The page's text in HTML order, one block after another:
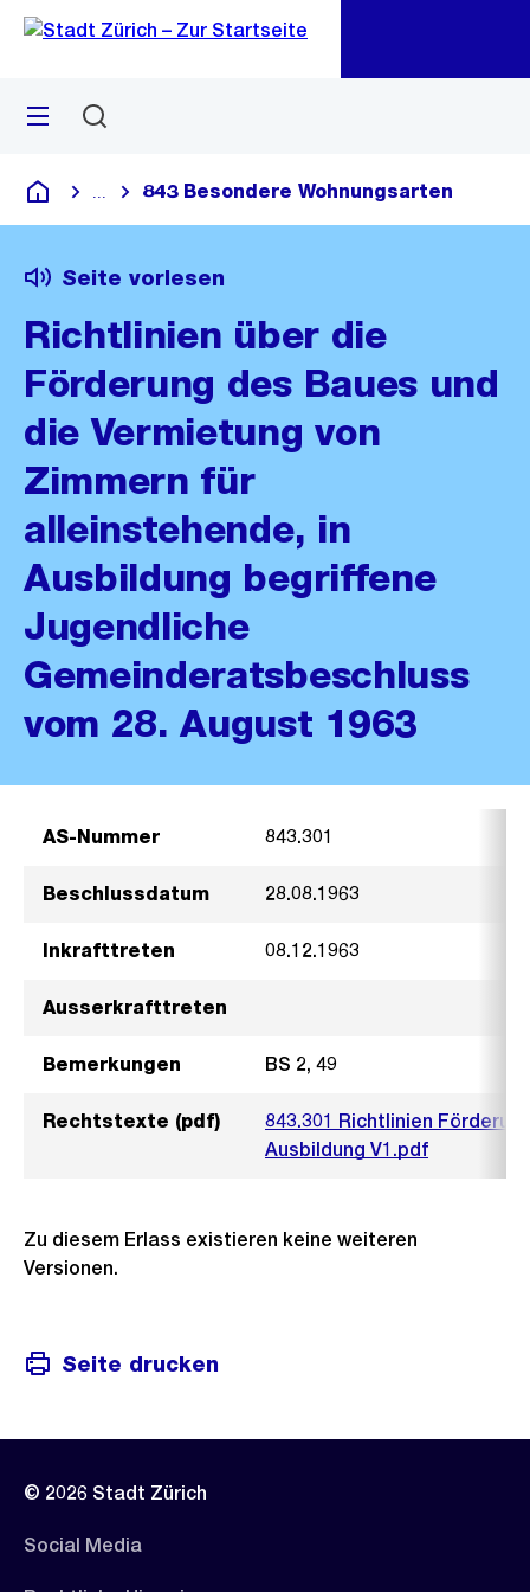
Navigation
Sprunglink
Menü
Deutsch
Blende alle Breadcrumbs ein
843 Besondere Wohnungsarten
Seite vorlesen
Richtlinien über die
Förderung des Baues und
die Vermietung von
Zimmern für
alleinstehende, in
Ausbildung begriffene
Jugendliche
Gemeinderatsbeschluss
vom 28. August 1963
AS-Nummer 843.301
Beschlussdatum 28.08.1963
Inkrafttreten 08.12.1963
Ausserkrafttreten
Bemerkungen BS 2, 49
Rechtstexte (pdf)
843.301 Richtlinien
Ausbildung V1.pdf
Zu diesem Erlass existieren keine weiteren
Versionen.
Seite drucken
© 2026 Stadt Zürich
Social Media